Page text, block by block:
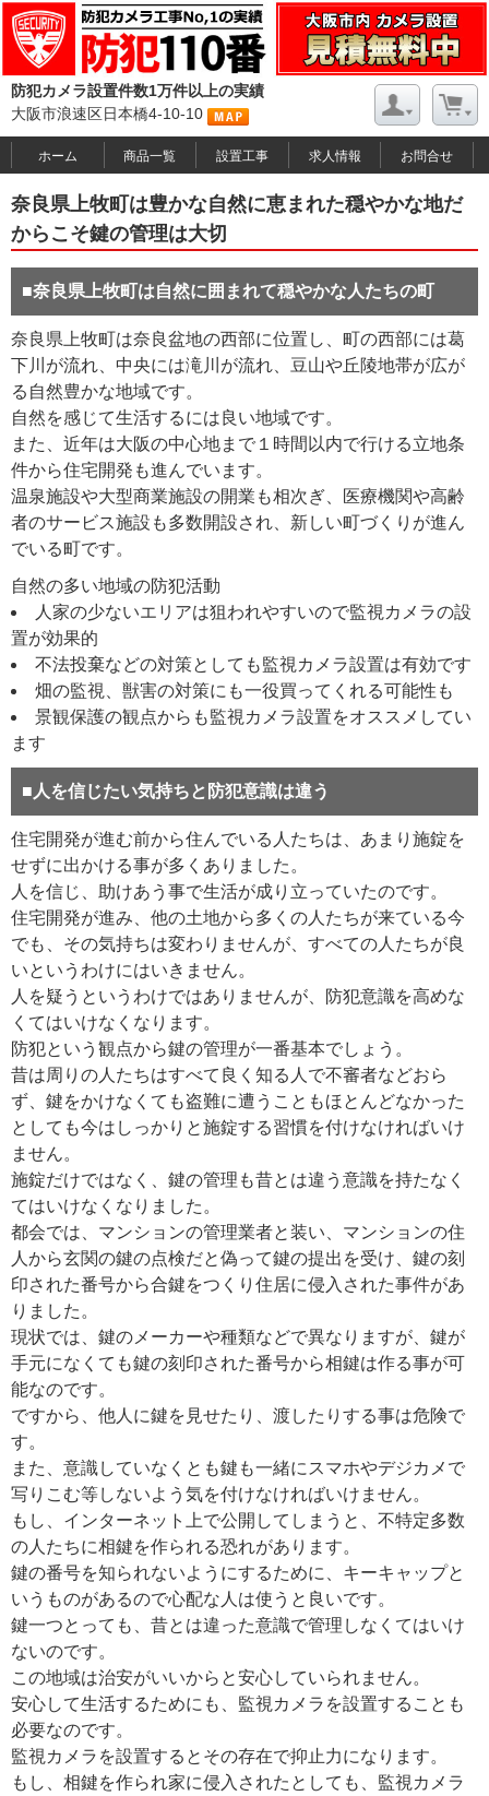
防犯カメラ設置件数1万件以上の実績
大阪市浪速区日本橋4-10-10
ホーム 商品一覧 設置工事 求人情報 お問合せ
奈良県上牧町は豊かな自然に恵まれた穏やかな地だ
からこそ鍵の管理は大切
■奈良県上牧町は自然に囲まれて穏やかな人たちの町
奈良県上牧町は奈良盆地の西部に位置し、町の西部には葛
下川が流れ、中央には滝川が流れ、豆山や丘陵地帯が広が
る自然豊かな地域です。
自然を感じて生活するには良い地域です。
また、近年は大阪の中心地まで１時間以内で行ける立地条
件から住宅開発も進んでいます。
温泉施設や大型商業施設の開業も相次ぎ、医療機関や高齢
者のサービス施設も多数開設され、新しい町づくりが進ん
でいる町です。
自然の多い地域の防犯活動
人家の少ないエリアは狙われやすいので監視カメラの設
置が効果的
不法投棄などの対策としても監視カメラ設置は有効です
畑の監視、獣害の対策にも一役買ってくれる可能性も
景観保護の観点からも監視カメラ設置をオススメしてい
ます
■人を信じたい気持ちと防犯意識は違う
住宅開発が進む前から住んでいる人たちは、あまり施錠を
せずに出かける事が多くありました。
人を信じ、助けあう事で生活が成り立っていたのです。
住宅開発が進み、他の土地から多くの人たちが来ている今
でも、その気持ちは変わりませんが、すべての人たちが良
いというわけにはいきません。
人を疑うというわけではありませんが、防犯意識を高めな
くてはいけなくなります。
防犯という観点から鍵の管理が一番基本でしょう。
昔は周りの人たちはすべて良く知る人で不審者などおら
ず、鍵をかけなくても盗難に遭うこともほとんどなかった
としても今はしっかりと施錠する習慣を付けなければいけ
ません。
施錠だけではなく、鍵の管理も昔とは違う意識を持たなく
てはいけなくなりました。
都会では、マンションの管理業者と装い、マンションの住
人から玄関の鍵の点検だと偽って鍵の提出を受け、鍵の刻
印された番号から合鍵をつくり住居に侵入された事件があ
りました。
現状では、鍵のメーカーや種類などで異なりますが、鍵が
手元になくても鍵の刻印された番号から相鍵は作る事が可
能なのです。
ですから、他人に鍵を見せたり、渡したりする事は危険で
す。
また、意識していなくとも鍵も一緒にスマホやデジカメで
写りこむ等しないよう気を付けなければいけません。
もし、インターネット上で公開してしまうと、不特定多数
の人たちに相鍵を作られる恐れがあります。
鍵の番号を知られないようにするために、キーキャップと
いうものがあるので心配な人は使うと良いです。
鍵一つとっても、昔とは違った意識で管理しなくてはいけ
ないのです。
この地域は治安がいいからと安心していられません。
安心して生活するためにも、監視カメラを設置することも
必要なのです。
監視カメラを設置するとその存在で抑止力になります。
もし、相鍵を作られ家に侵入されたとしても、監視カメラ